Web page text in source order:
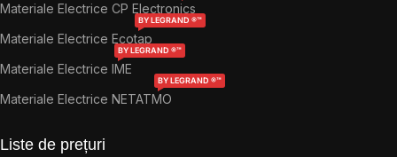
Materiale Electrice CP Electronics
Materiale Electrice Ecotap
BY LEGRAND ®™
Materiale Electrice IME
BY LEGRAND ®™
Materiale Electrice NETATMO
BY LEGRAND ®™
Liste de prețuri